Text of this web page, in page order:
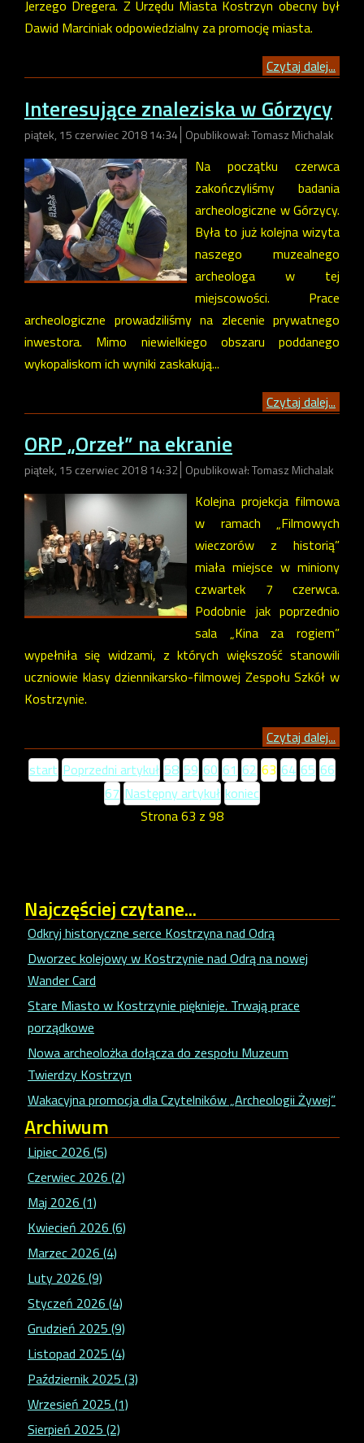
Jerzego Dregera. Z Urzędu Miasta Kostrzyn obecny był
Dawid Marciniak odpowiedzialny za promocję miasta.
Czytaj dalej...
Interesujące znaleziska w Górzycy
piątek, 15 czerwiec 2018 14:34 Opublikował: Tomasz Michalak
Na początku czerwca
zakończyliśmy badania
archeologiczne w Górzycy.
Była to już kolejna wizyta
naszego muzealnego
archeologa w tej
miejscowości. Prace
archeologiczne prowadziliśmy na zlecenie prywatnego
inwestora. Mimo niewielkiego obszaru poddanego
wykopaliskom ich wyniki zaskakują...
Czytaj dalej...
ORP „Orzeł” na ekranie
piątek, 15 czerwiec 2018 14:32 Opublikował: Tomasz Michalak
Kolejna projekcja filmowa
w ramach „Filmowych
wieczorów z historią”
miała miejsce w miniony
czwartek 7 czerwca.
Podobnie jak poprzednio
sala „Kina za rogiem”
wypełniła się widzami, z których większość stanowili
uczniowie klasy dziennikarsko-filmowej Zespołu Szkół w
Kostrzynie.
Czytaj dalej...
start Poprzedni artykuł 58 59 60 61 62 63 64 65 66
67 Następny artykuł koniec
Strona 63 z 98
Najczęściejczytane...
Odkryj historyczne serce Kostrzyna nad Odrą
Dworzec kolejowy w Kostrzynie nad Odrą na nowej
Wander Card
Stare Miasto w Kostrzynie pięknieje. Trwają prace
porządkowe
Nowa archeolożka dołącza do zespołu Muzeum
Twierdzy Kostrzyn
Wakacyjna promocja dla Czytelników „Archeologii Żywej”
Archiwum
Lipiec 2026 (5)
Czerwiec 2026 (2)
Maj 2026 (1)
Kwiecień 2026 (6)
Marzec 2026 (4)
Luty 2026 (9)
Styczeń 2026 (4)
Grudzień 2025 (9)
Listopad 2025 (4)
Październik 2025 (3)
Wrzesień 2025 (1)
Sierpień 2025 (2)